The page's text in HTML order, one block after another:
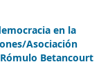
en la
Asociación
Betancourt